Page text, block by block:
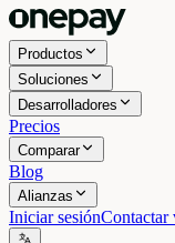
Productos
Soluciones
Desarrolladores
Precios
Comparar
Blog
Alianzas
Iniciar sesiónContactar